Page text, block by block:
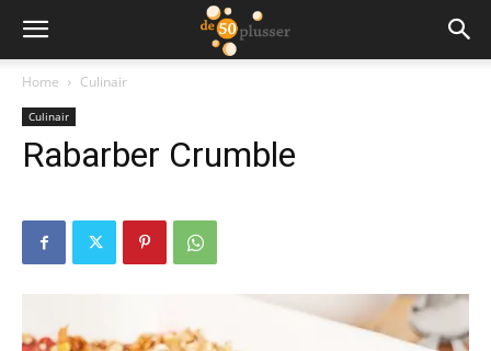
Home Culinair
Culinair
Rabarber Crumble